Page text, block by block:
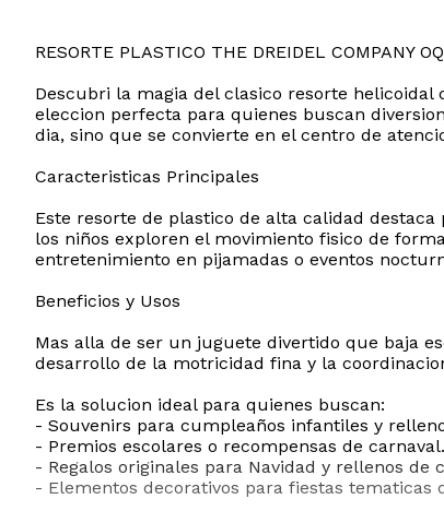
RESORTE PLASTICO THE DREIDEL COMPANY
Descubri la magia del clasico resorte
eleccion perfecta para quienes buscan
dia, sino que se convierte en el centro de
Caracteristicas Principales
Este resorte de plastico de alta calidad
los niños exploren el movimiento fisico de
entretenimiento en pijamadas o eventos
Beneficios y Usos
Mas alla de ser un juguete divertido que baja
desarrollo de la motricidad fina y la
Es la solucion ideal para quienes buscan:
- Souvenirs para cumpleaños infantiles y
- Premios escolares o recompensas de carnaval.
- Regalos originales para Navidad y rellenos de
- Elementos decorativos para fiestas tematicas